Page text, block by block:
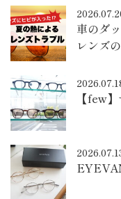
車のダ
レンズ
【few